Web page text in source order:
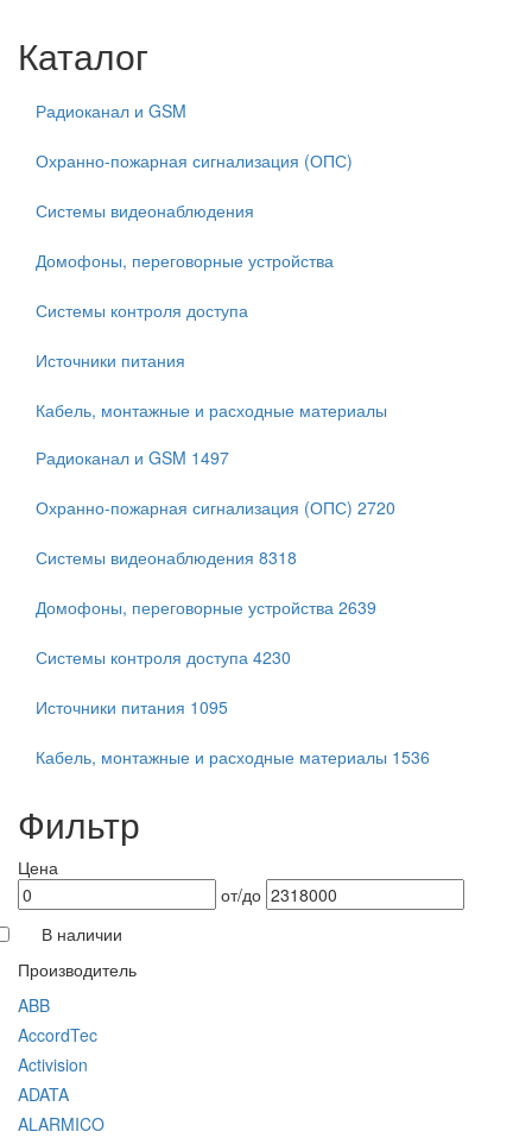
Каталог
Радиоканал и GSM
Охранно-пожарная сигнализация (ОПС)
Системы видеонаблюдения
Домофоны, переговорные устройства
Системы контроля доступа
Источники питания
Кабель, монтажные и расходные материалы
Радиоканал и GSM 1497
Охранно-пожарная сигнализация (ОПС) 2720
Системы видеонаблюдения 8318
Домофоны, переговорные устройства 2639
Системы контроля доступа 4230
Источники питания 1095
Кабель, монтажные и расходные материалы 1536
Фильтр
Цена
от/до
В наличии
Производитель
ABB
AccordTec
Activision
ADATA
ALARMICO